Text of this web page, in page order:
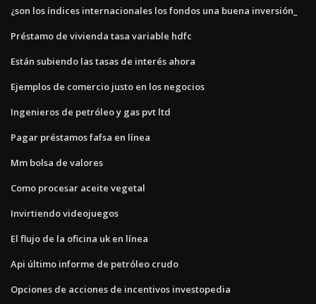
¿son los índices internacionales los fondos una buena inversión_
Préstamo de vivienda tasa variable hdfc
Están subiendo las tasas de interés ahora
Ejemplos de comercio justo en los negocios
Ingenieros de petróleo y gas pvt ltd
Pagar préstamos fafsa en línea
Mm bolsa de valores
Como procesar aceite vegetal
Invirtiendo videojuegos
El flujo de la oficina uk en línea
Api último informe de petróleo crudo
Opciones de acciones de incentivos investopedia